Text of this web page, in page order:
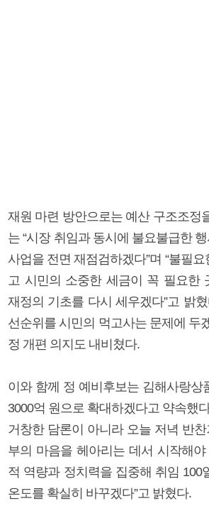
재원 마련 방안으로는 예산 구조조정
는 “시장 취임과 동시에 불요불급한
사업을 전면 재점검하겠다”며 “불필
고 시민의 소중한 세금이 꼭 필요한
재정의 기초를 다시 세우겠다”고 밝
선순위를 시민의 먹고사는 문제에 두
정 개편 의지도 내비쳤다.
이와 함께 정 예비후보는 김해사랑상
3000억 원으로 확대하겠다고 약속했
거창한 담론이 아니라 오늘 저녁 반
부의 마음을 헤아리는 데서 시작해야
적 역량과 정치력을 집중해 취임 100
온도를 확실히 바꾸겠다”고 밝혔다.